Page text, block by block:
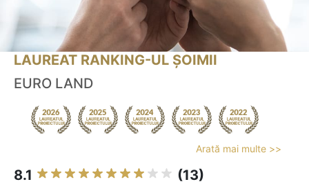
LAUREAT RANKING-UL ȘOIMII
EURO LAND
Arată mai multe >>
8.1 (13)